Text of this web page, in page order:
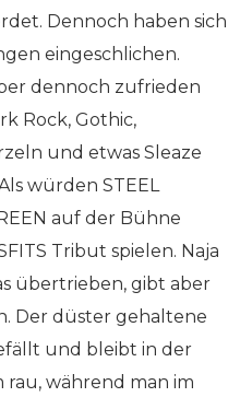
Dennoch haben sich
eingeschlichen.
dennoch zufrieden
Rock, Gothic,
und etwas Sleaze
würden STEEL
auf der Bühne
Tribut spielen. Naja
übertrieben, gibt aber
Der düster gehaltene
und bleibt in der
während man im